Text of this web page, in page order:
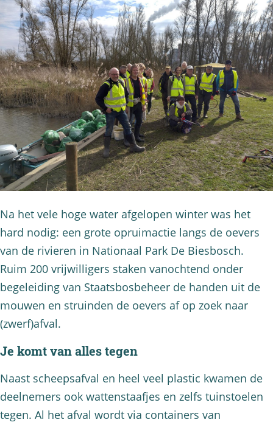
Na het vele hoge water afgelopen winter was het
hard nodig: een grote opruimactie langs de oevers
van de rivieren in Nationaal Park De Biesbosch.
Ruim 200 vrijwilligers staken vanochtend onder
begeleiding van Staatsbosbeheer de handen uit de
mouwen en struinden de oevers af op zoek naar
(zwerf)afval.
Je komt van alles tegen
Naast scheepsafval en heel veel plastic kwamen de
deelnemers ook wattenstaafjes en zelfs tuinstoelen
tegen. Al het afval wordt via containers van